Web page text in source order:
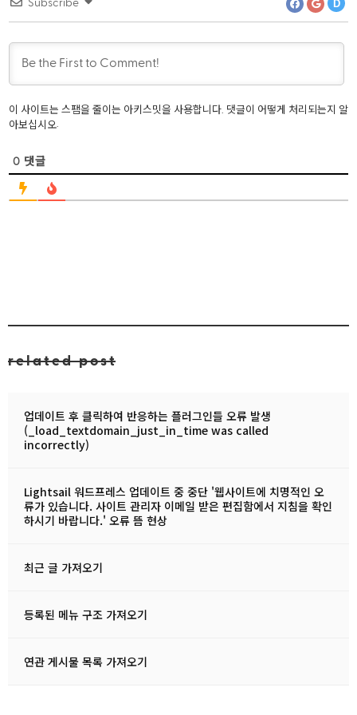
SQL
Word
D
이 사이트는 스팸을 줄이는 아키스밋을 사용합니다. 댓글이 어떻게 처리되는지 알
아보십시오
0 댓글
related post
업데이트 후 클릭하여 반응하는 플러그인들 오류 발생
(_load_textdomain_just_in_time was called
incorrectly)
Lightsail 워드프레스 업데이트 중 중단 '웹사이트에 치명적인 오
류가 있습니다. 사이트 관리자 이메일 받은 편집함에서 지침을 확인
하시기 바랍니다.' 오류 뜸 현상
최근 글 가져오기
등록된 메뉴 구조 가져오기
연관 게시물 목록 가져오기